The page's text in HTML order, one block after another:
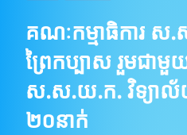
គណៈកម្មាធិការ
ព្រៃកប្បាស រួមជា
ស.ស.យ.ក​. វិទ្យា
២០នាក់